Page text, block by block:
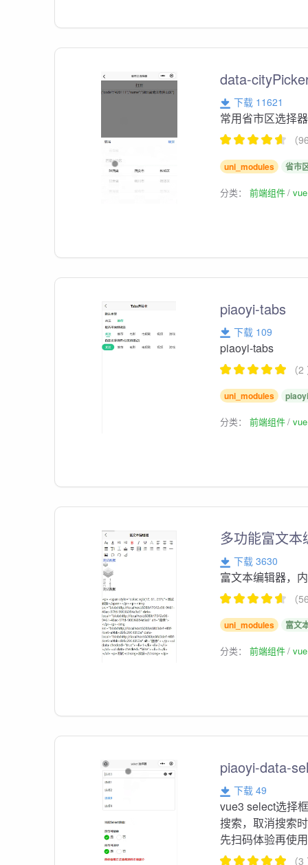
data-
下载 11621
常用省市区选择
（
uni_modules 省市
分类：前端组件
piaoyi-tabs
下载 109
piaoyi-tabs
（
uni_modules
分类：前端组件
多功能富文本
下载 3630
富文本编辑器，
（
uni_modules 富文
分类：前端组件
piaoyi-data-
下载 49
vue3 select选择
搜索，取消搜索
先扫码体验再使
（